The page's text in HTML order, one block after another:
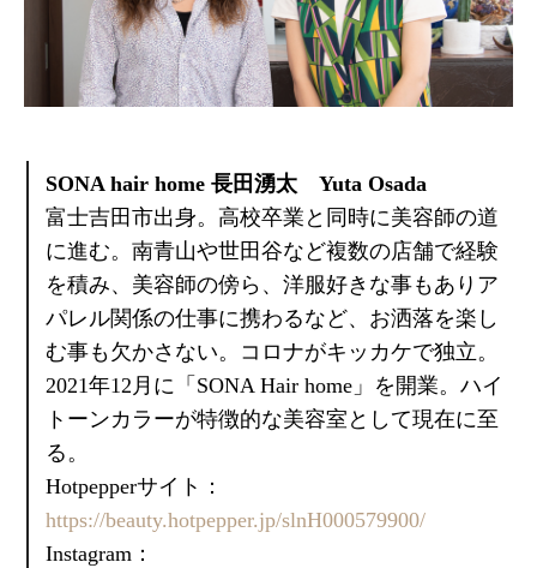
SONA hair home 長田湧太 Yuta Osada
富士吉田市出身。高校卒業と同時に美容師の道
に進む。南青山や世田谷など複数の店舗で経験
を積み、美容師の傍ら、洋服好きな事もありア
パレル関係の仕事に携わるなど、お洒落を楽し
む事も欠かさない。コロナがキッカケで独立。
2021年12月に「SONA Hair home」を開業。ハイ
トーンカラーが特徴的な美容室として現在に至
る。
Hotpepperサイト：
https://beauty.hotpepper.jp/slnH000579900/
Instagram：